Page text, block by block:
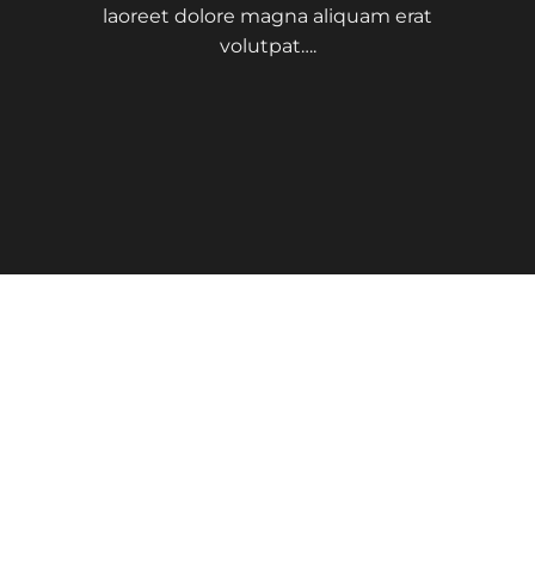
laoreet dolore magna aliquam erat
volutpat….